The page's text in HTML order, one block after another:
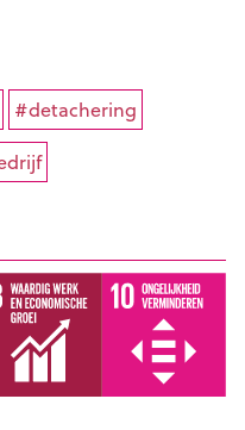
#detachering